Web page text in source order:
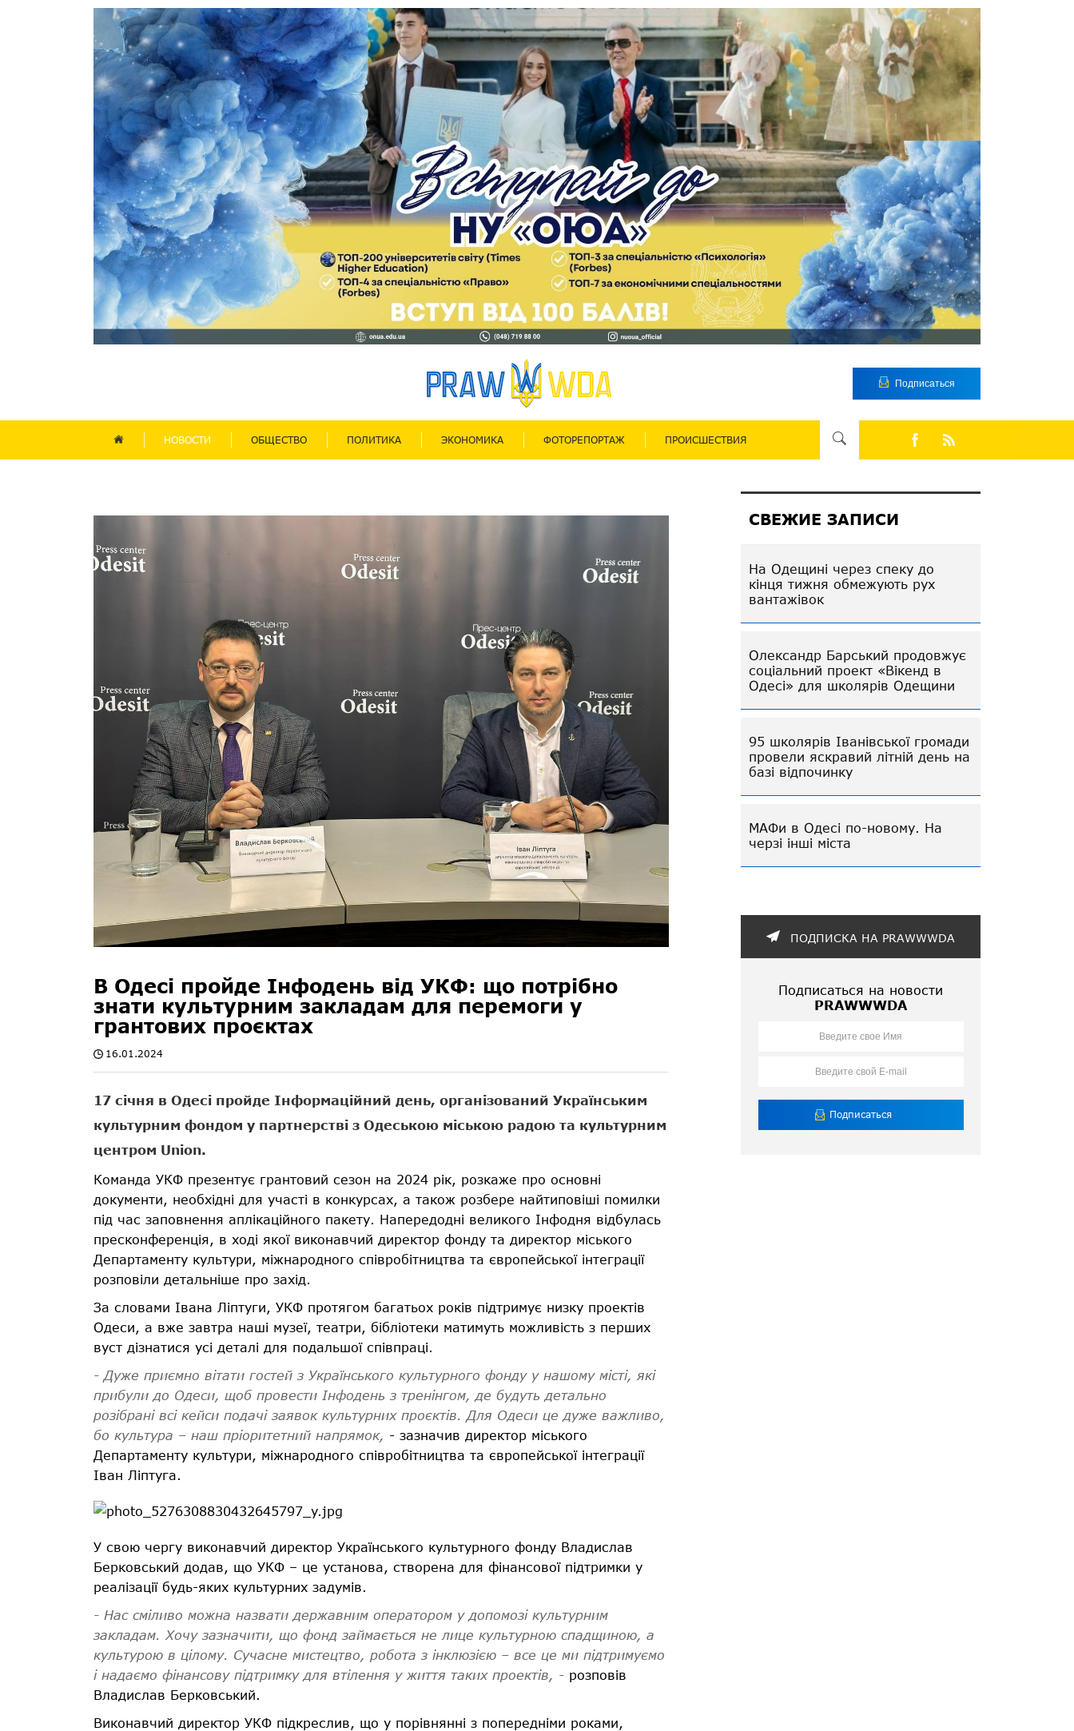
Подписаться
НОВОСТИ ОБЩЕСТВО ПОЛИТИКА ЭКОНОМИКА ФОТОРЕПОРТАЖ ПРОИСШЕСТВИЯ
В Одесі пройде Інфодень від УКФ: що потрібно
знати культурним закладам для перемоги у
грантових проєктах
16.01.2024
17 січня в Одесі пройде Інформаційний день, організований Українським
культурним фондом у партнерстві з Одеською міською радою та культурним
центром Union.
Команда УКФ презентує грантовий сезон на 2024 рік, розкаже про основні
документи, необхідні для участі в конкурсах, а також розбере найтиповіші помилки
під час заповнення аплікаційного пакету. Напередодні великого Інфодня відбулась
пресконференція, в ході якої виконавчий директор фонду та директор міського
Департаменту культури, міжнародного співробітництва та європейської інтеграції
розповіли детальніше про захід.
За словами Івана Ліптуги, УКФ протягом багатьох років підтримує низку проектів
Одеси, а вже завтра наші музеї, театри, бібліотеки матимуть можливість з перших
вуст дізнатися усі деталі для подальшої співпраці.
- Дуже приємно вітати гостей з Українського культурного фонду у нашому місті, які
прибули до Одеси, щоб провести Інфодень з тренінгом, де будуть детально
розібрані всі кейси подачізаявоккультурних проєктів. Для Одеси це дуже важливо,
бо культура – наш пріоритетний напрямок,
- зазначив директор міського
Департаменту культури, міжнародного співробітництва та європейської інтеграції
Іван Ліптуга.
У свою чергу виконавчий директор Українського культурного фонду Владислав
Берковський додав, що УКФ – це установа, створена для фінансової підтримки у
реалізації будь-яких культурних задумів.
- Нас сміливо можна назвати державним оператором у допомозі культурним
закладам. Хочу зазначити, що фонд займається не лице культурною спадщиною, а
культурою в цілому. Сучасне мистецтво, робота з інклюзією – все це ми підтримуємо
і надаємо фінансову підтримку для втілення у життя таких проектів, - розповів
Владислав Берковський.
Виконавчий директор УКФ підкреслив, що у порівнянні з попередніми роками,
СВЕЖИЕ ЗАПИСИ
На Одещині через спеку до
кінця тижня обмежують рух
вантажівок
Олександр Барський продовжує
соціальний проект «Вікенд в
Одесі» для школярів Одещини
95 школярів Іванівської громади
провели яскравий літній день на
базі відпочинку
МАФи в Одесі по-новому. На
черзі інші міста
ПОДПИСКА НА PRAWWWDA
Подписаться на новости
PRAWWWDA